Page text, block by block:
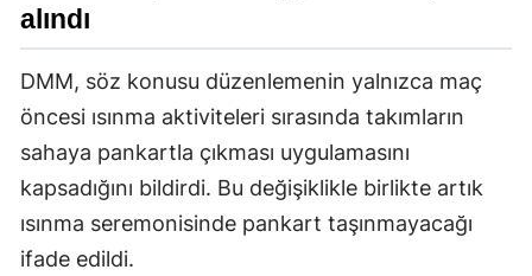
alındı
DMM, söz konusu düzenlemenin yalnızca maç
öncesi ısınma aktiviteleri sırasında takımların
sahaya pankartla çıkması uygulamasını
kapsadığını bildirdi. Bu değişiklikle birlikte artık
ısınma seremonisinde pankart taşınmayacağı
ifade edildi.